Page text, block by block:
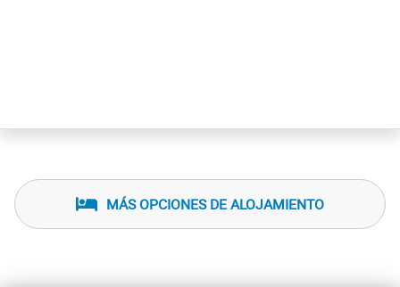
MÁS OPCIONES DE ALOJAMIENTO